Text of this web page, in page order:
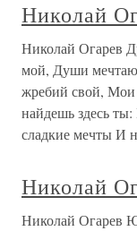
Николай
Николай Огарев
мой, Души
жребий свой, Мои
найдешь здесь
сладкие мечты И
Николай
Николай Огарев